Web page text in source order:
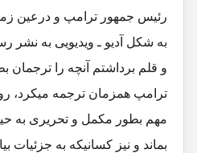
رئیس جمهور ترامپ و درعین
به شکل آدیو ـ ویدیویی به
و قلم برداشتم آنچه را ترجمان
ترامپ همزمان ترجمه میکرد،
مهم بطور مکمل و تحریری به
بماند و نیز کسانیکه به جزئیات